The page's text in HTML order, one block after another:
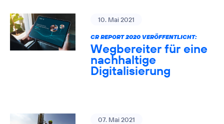
10. Mai 2021
CR REPORT 2020 VERÖFFENTLICHT:
Wegbereiter für eine
nachhaltige
Digitalisierung
07. Mai 2021